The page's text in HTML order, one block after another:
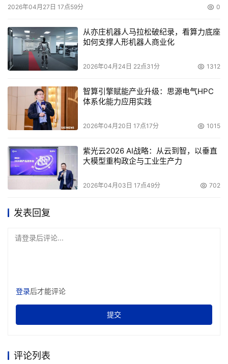
性和技术的兼容性，同时又能将旧设备充分地应用在新的系
三、现有解决方案的优点和缺点
在现有的解决方案中，我们看到它们已经在积极地向智
础网络的难度：
1. 为用户和设计人员提供专业、系统的培训。
2. 提供方案库，针对不同的应用提供方案设计参考。
3. 提供图形化和表格化的管理配置工具，为用户形象地
描绘系统的网络拓扑、设备及参数设置情况，并通过设计良
的专业性，依然使用户在设计和使用存储基础网络的过程中
在较短的时间中培养较多的技术人才，使存储项目能够尽快
上马并运转起来。
和精力，而且即使参考大量的方案，针对特定的案例，也不
2026年04月27日 17点59分 0
从亦庄机器人马拉松破纪录，看算力底座
如何支撑人形机器人商业化
2026年04月24日 22点31分 1312
智算引擎赋能产业升级：思源电气HPC
体系化能力应用实践
2026年04月20日 17点17分 1015
紫光云2026 AI战略：从云到智，以垂直
大模型重构政企与工业生产力
2026年04月03日 17点49分 702
发表回复
请登录后评论...
登录后才能评论
提交
评论列表